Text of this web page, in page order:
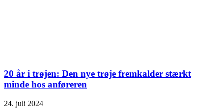
20 år i trøjen: Den nye trøje fremkalder stærkt
minde hos anføreren
24. juli 2024